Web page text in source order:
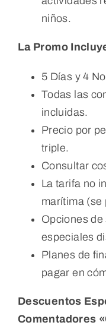
niños.
La Promo
5 Días y 4
Todas las
incluidas.
Precio por
triple.
Consultar
La tarifa no
marítima (se
Opciones
especiales
Planes de
pagar en
Descuentos
Comentadores